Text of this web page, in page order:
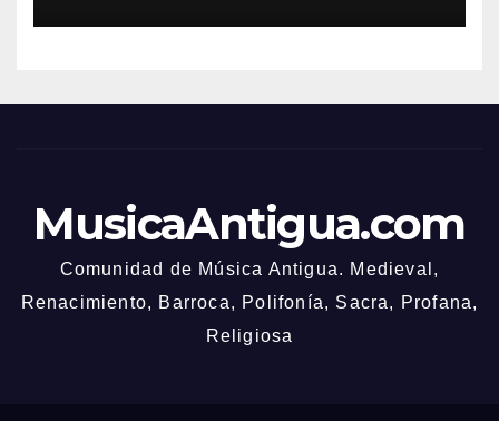
MusicaAntigua.com
Comunidad de Música Antigua. Medieval,
Renacimiento, Barroca, Polifonía, Sacra, Profana,
Religiosa